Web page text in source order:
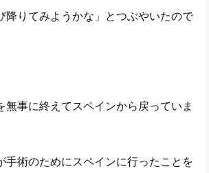
降りてみようかな」とつぶやいたので
無事に終えてスペインから戻っていま
手術のためにスペインに行ったことを